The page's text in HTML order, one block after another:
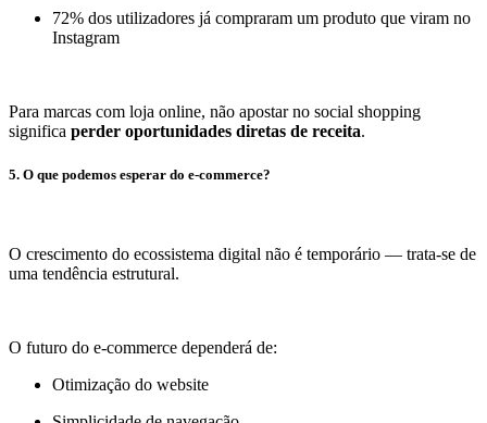
72% dos utilizadores já compraram um produto que viram no
Instagram
Para marcas com loja online, não apostar no social shopping
significa perder oportunidades diretas de receita.
5. O que podemos esperar do e-commerce?
O crescimento do ecossistema digital não é temporário — trata-se de
uma tendência estrutural.
O futuro do e-commerce dependerá de:
Otimização do website